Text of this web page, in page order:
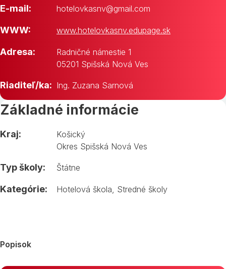
E-mail: hotelovkasnv@gmail.com
WWW: www.hotelovkasnv.edupage.sk
Adresa:
Radničné námestie 1
05201 Spišská Nová Ves
Riaditeľ/ka: Ing. Zuzana Sarnová
Základné informácie
Kraj:
Košický
Okres Spišská Nová Ves
Typ školy: Štátne
Kategórie: Hotelová škola, Stredné školy
Popisok